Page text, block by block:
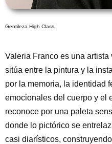
Gentileza High Class
Valeria Franco es una
sitúa entre la pintura y la
por la memoria, la identidad
emocionales del cuerpo y el
reconoce por una paleta
donde lo pictórico se
casi diarísticos,